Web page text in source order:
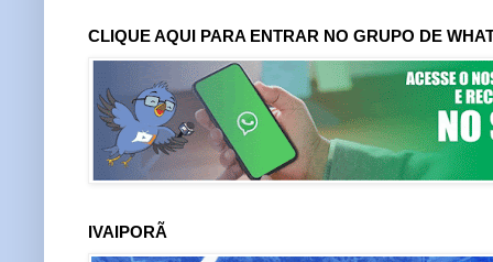
CLIQUE AQUI PARA ENTRAR NO GRUPO DE
IVAIPORÃ